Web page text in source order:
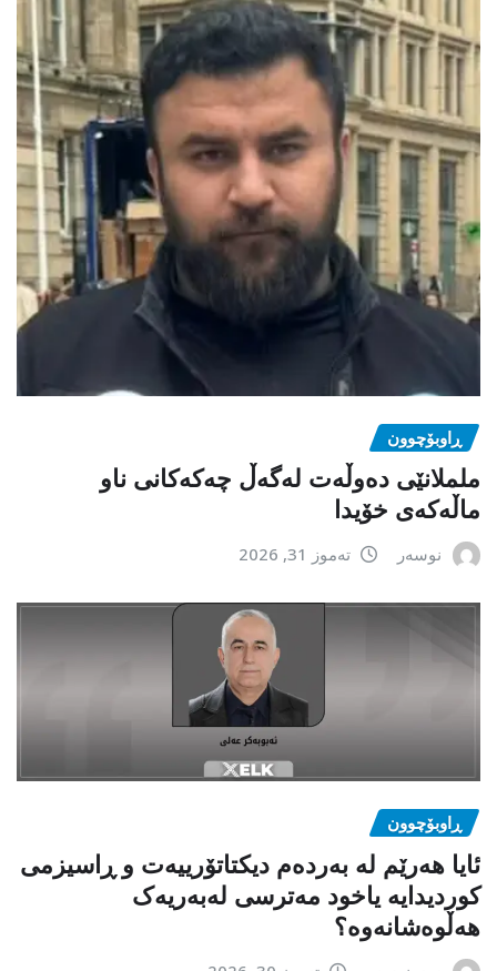
ڕاوبۆچوون
ململانێی دەوڵەت لەگەڵ چەکەکانی ناو
ماڵەکەی خۆیدا
نوسەر تەموز 31, 2026
ڕاوبۆچوون
ئایا هەرێم لە بەردەم دیکتاتۆرییەت و ڕاسیزمی
کوردیدایە یاخود مەترسی لەبەریەک
هەڵوەشانەوە؟